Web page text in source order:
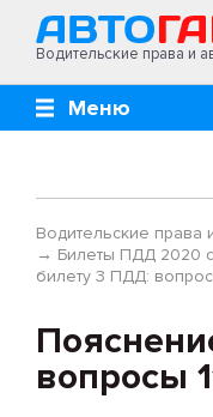
Водительские права и
Меню
Водительские права
→ Билеты ПДД 2020
билету 3 ПДД:
вопросы